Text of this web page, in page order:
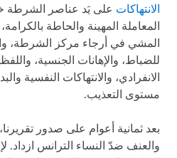
الانتهاكات على يَد عناصر الشرطة
المعاملة المهينة والحاطة
المشي في أرجاء مركز الشرطة،
للضباط، والإهانات الجنسية،
الانفرادي، والانتهاكات النفسية
مستوى التعذيب.
بعد ثمانية أعوام على صدور
والعنف ضدّ النساء الترانس ازداد.